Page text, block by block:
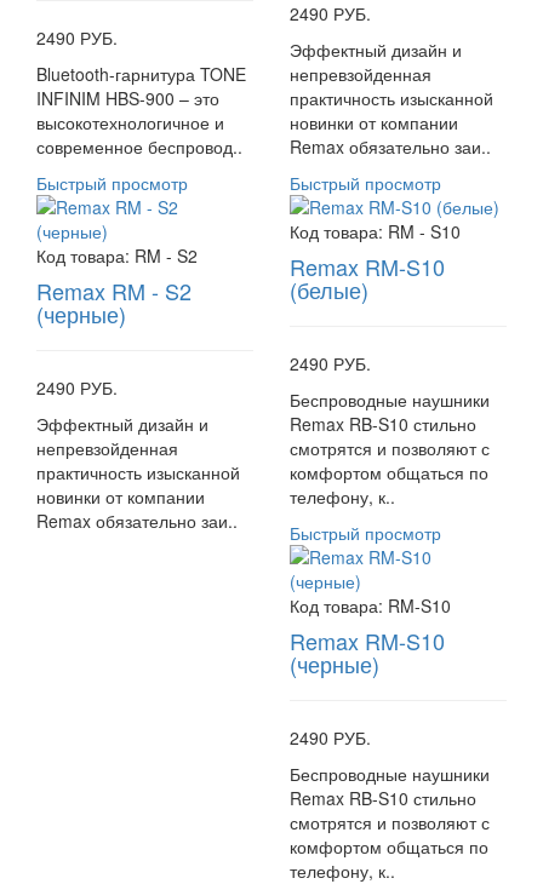
2490 РУБ.
Bluetooth-гарнитура TONE
INFINIM HBS-900 – это
высокотехнологичное и
современное беспровод..
2490 РУБ.
Эффектный дизайн и
непревзойденная
практичность изысканной
новинки от компании
Remax обязательно заи..
Быстрый просмотр
Код товара: RM - S2
Remax RM - S2
(черные)
2490 РУБ.
Эффектный дизайн и
непревзойденная
практичность изысканной
новинки от компании
Remax обязательно заи..
Быстрый просмотр
Код товара: RM - S10
Remax RM-S10
(белые)
2490 РУБ.
Беспроводные наушники
Remax RB-S10 стильно
смотрятся и позволяют с
комфортом общаться по
телефону, к..
Быстрый просмотр
Код товара: RM-S10
Remax RM-S10
(черные)
2490 РУБ.
Беспроводные наушники
Remax RB-S10 стильно
смотрятся и позволяют с
комфортом общаться по
телефону, к..